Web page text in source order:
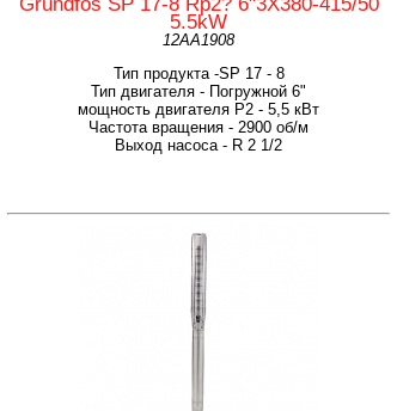
5.5kW
12AA1908
Тип продукта -SP 17 - 8
Тип двигателя - Погружной 6"
мощность двигателя Р2 - 5,5 кВт
Частота вращения - 2900 об/м
Выход насоса - R 2 1/2